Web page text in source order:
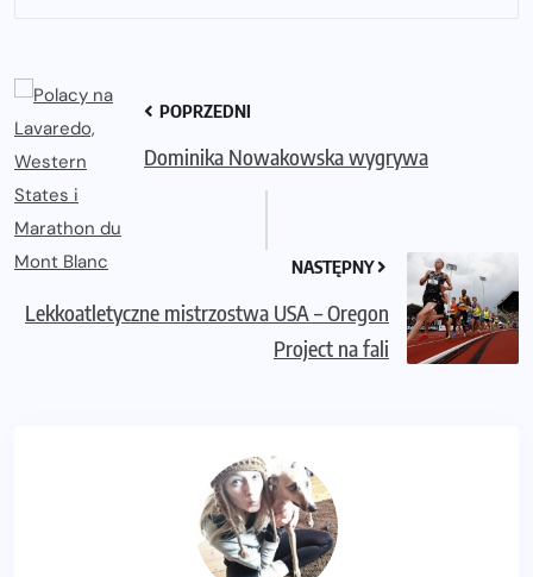
POPRZEDNI
Dominika Nowakowska wygrywa
NASTĘPNY
Lekkoatletyczne mistrzostwa USA – Oregon
Project na fali